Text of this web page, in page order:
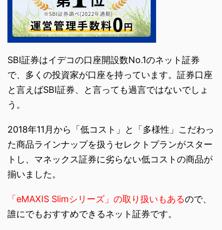
SBI証券はイデコの口座開設数No.1のネット証券
で、多くの投資家が口座を持っています。証券口座
と言えばSBI証券、と言っても過言ではないでしょ
う。
2018年11月から「低コスト」と「多様性」こだわっ
た商品ラインナップを扱うセレクトプランがスター
トし、マネックス証券に劣らない低コストの商品が
揃いました。
「eMAXIS Slimシリーズ」の取り扱いもあるので、
誰にでもおすすめできるネット証券です。